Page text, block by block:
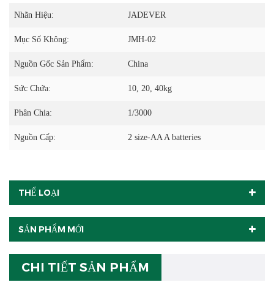
Nhãn Hiệu: JADEVER
Mục Số Không: JMH-02
Nguồn Gốc Sản Phẩm: China
Sức Chứa: 10, 20, 40kg
Phân Chia: 1/3000
Nguồn Cấp: 2 size-AA A batteries
THỂ LOẠI
SẢN PHẨM MỚI
CHI TIẾT SẢN PHẨM